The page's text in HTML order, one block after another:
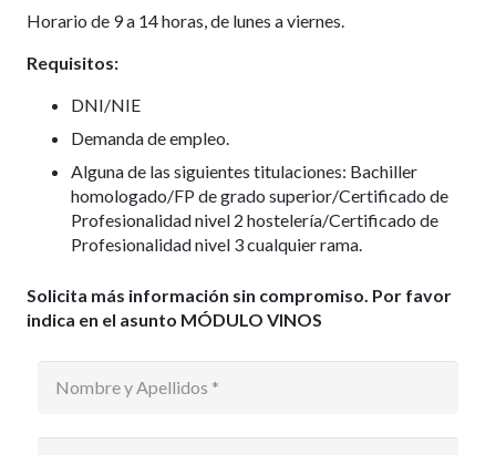
Horario de 9 a 14 horas, de lunes a viernes.
Requisitos:
DNI/NIE
Demanda de empleo.
Alguna de las siguientes titulaciones: Bachiller
homologado/FP de grado superior/Certificado de
Profesionalidad nivel 2 hostelería/Certificado de
Profesionalidad nivel 3 cualquier rama.
Solicita más información sin compromiso. Por favor
indica en el asunto MÓDULO VINOS